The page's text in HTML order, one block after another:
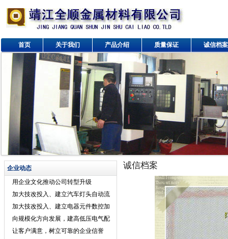
首页 关于我们 产品介绍 质量保证 诚信档
企业动态
用企业文化推动公司转型升级
加大技改投入、建立汽车灯头自动流
水线生产车间
加大技改投入、建立电器元件数控加
工中心生产车间
向规模化方向发展，建高低压电气配
件生产线
让客户满意，树立可靠的企业信誉
诚信档案